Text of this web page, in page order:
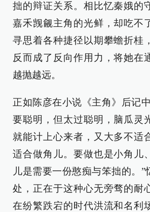
拙的辩证关系。相比忆秦娥的
嘉禾觊觎主角的光鲜，却吃不
寻思着各种捷径以期攀蟾折桂
反而成了反向作用力，将她在
越抛越远。
正如陈彦在小说《主角》后记
要聪明，但太过聪明，脑瓜灵
就能计上心来者，又大多不适
适合做角儿。要做也是小角儿
儿是需要一份憨痴与笨拙的。”
处，正在于这种心无旁骛的耐
在纷繁跌宕的时代洪流和名利